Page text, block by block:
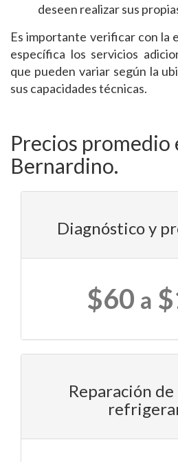
deseen realizar sus
Es importante verificar con la
específica los servicios
que pueden variar según la
sus capacidades técnicas.
Precios promedio
Bernardino.
Diagnóstico y
$60 a
Reparación